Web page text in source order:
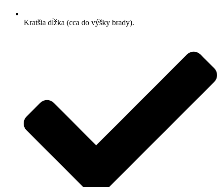
Kratšia dĺžka (cca do výšky brady).